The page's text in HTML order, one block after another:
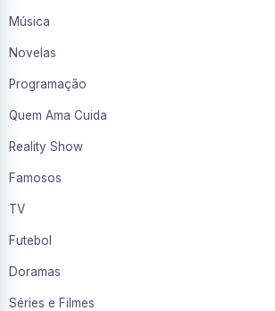
Música
Novelas
Programação
Quem Ama Cuida
Reality Show
Famosos
TV
Futebol
Doramas
Séries e Filmes